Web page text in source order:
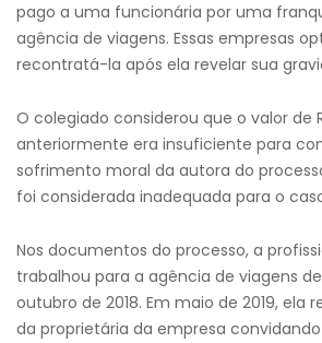
pago a uma funcionária por uma
agência de viagens. Essas empresas
recontratá-la após ela revelar sua
O colegiado considerou que o valor de
anteriormente era insuficiente para
sofrimento moral da autora do
foi considerada inadequada para o
Nos documentos do processo, a
trabalhou para a agência de viagens
outubro de 2018. Em maio de 2019, ela
da proprietária da empresa